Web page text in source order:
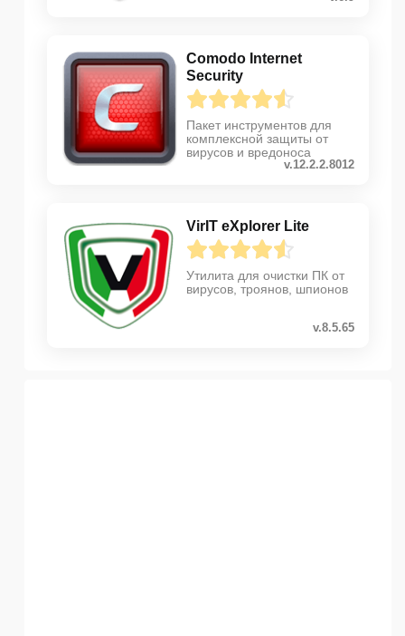
Comodo Internet
Security
Пакет инструментов для
комплексной защиты от
вирусов и вредоноса
v.12.2.2.8012
VirIT eXplorer Lite
Утилита для очистки ПК от
вирусов, троянов, шпионов
v.8.5.65